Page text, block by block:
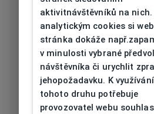
Typ nosníku
Prohnutí očnice
[báze]
6
Flex Ne
Materiál čočky
aktivitnávštěvníků na nich.
analytickým cookies si
stránka dokáže
v minulosti vybrané
návštěvníka či urychlit
jehopožadavku. K
tohoto druhu potřebuje
provozovatel webu souhlas